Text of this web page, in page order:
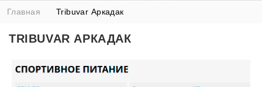
Главная Tribuvar Аркадак
TRIBUVAR АРКАДАК